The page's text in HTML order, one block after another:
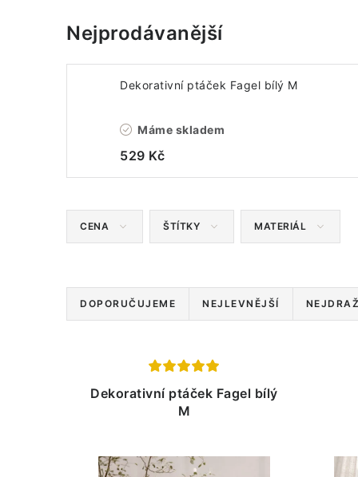
Nejprodávanější
Dekorativní ptáček Fagel bílý M
Máme skladem
529 Kč
CENA ŠTÍTKY MATERIÁL
Ř
a
DOPORUČUJEME NEJLEVNĚJŠÍ
Dekorativní ptáček Fagel bílý
M